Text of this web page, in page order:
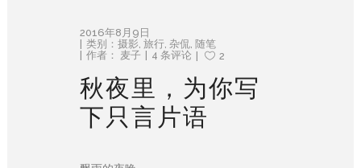
2016年8月9日
类别： 摄影 旅行 杂侃 随笔
作者： 麦子 4 条评论 2
秋夜里，为你写
下只言片语